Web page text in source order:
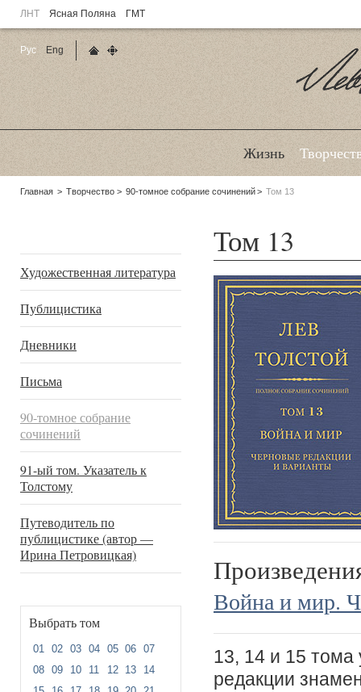
ЛНТ Ясная Поляна ГМТ
Жизнь
Родительские
Главная Творчество 90-томное собрание сочинений Том 13
Художественная литература
Публицистика
Дневники
Письма
90-томное собрание
сочинений
91-ый том. Указатель к
Толстому
Путеводитель по
публицистике (автор —
Ирина Петровицкая)
Выбрать том
01 02 03 04 05 06
07
08 09 10 11 12 13
14
Том 13
Война и мир.
13, 14 и 15 тома
редакции
Рус
Eng